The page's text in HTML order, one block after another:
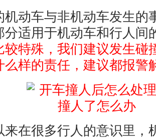
机动车与非机动车发生的
分适用于机动车和行人间
较特殊，我们建议发生碰
么样的责任，建议都报警
来在很多行人的意识里，